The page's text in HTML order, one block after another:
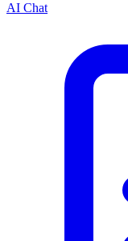
AI Chat